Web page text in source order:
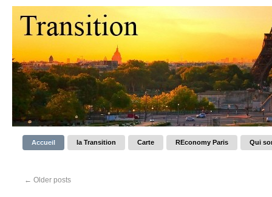
Accueil la Transition Carte REconomy Paris Qui
← Older posts